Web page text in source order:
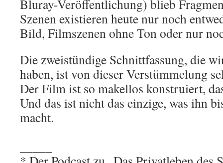
Bluray-Veröffentlichung) blieb
Szenen existieren heute nur noch
Bild, Filmszenen ohne Ton oder nur
Die zweistündige Schnittfassung, die
haben, ist von dieser Verstümmelung
Der Film ist so makellos konstruiert,
Und das ist nicht das einzige, was ihn
macht.